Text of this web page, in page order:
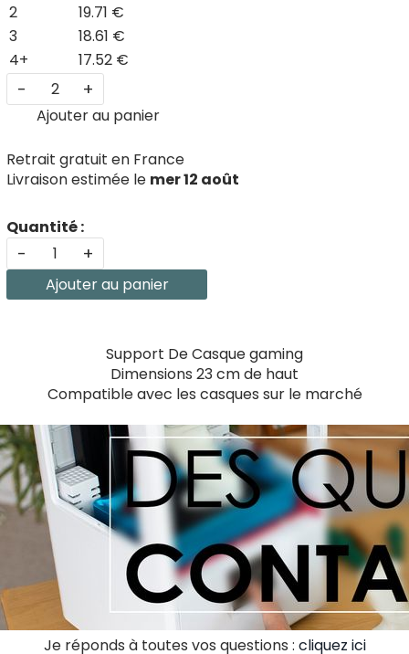
2
19.71 €
3
18.61 €
4+
17.52 €
- +
Ajouter au panier
Retrait gratuit en France
Livraison estimée le mer 12 août
Quantité :
- +
Ajouter au panier
Support De Casque gaming
Dimensions 23 cm de haut
Compatible avec les casques sur le marché
Je réponds à toutes vos questions : cliquez ici